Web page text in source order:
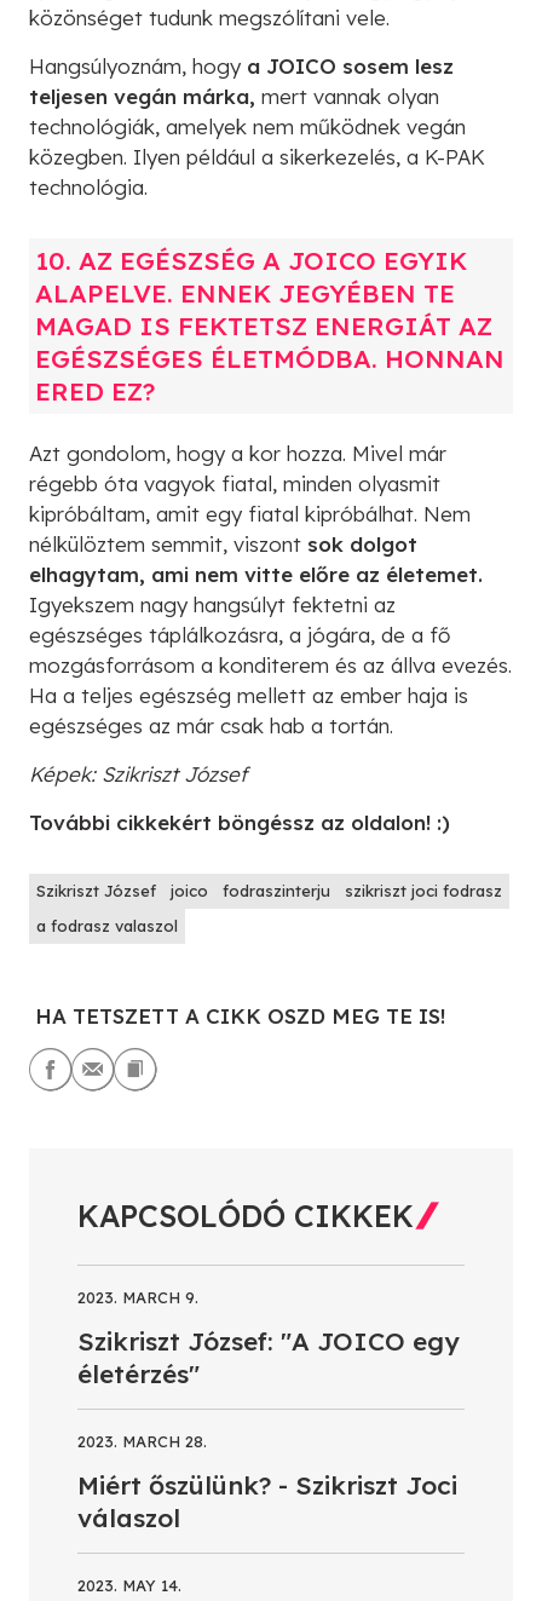
közönséget tudunk megszólítani vele.
Hangsúlyoznám, hogy a JOICO sosem lesz
teljesen vegán márka, mert vannak olyan
technológiák, amelyek nem működnek vegán
közegben. Ilyen például a sikerkezelés, a K-PAK
technológia.
10. AZ EGÉSZSÉG A JOICO EGYIK
ALAPELVE. ENNEK JEGYÉBEN TE
MAGAD IS FEKTETSZ ENERGIÁT AZ
EGÉSZSÉGES ÉLETMÓDBA. HONNAN
ERED EZ?
Azt gondolom, hogy a kor hozza. Mivel már
régebb óta vagyok fiatal, minden olyasmit
kipróbáltam, amit egy fiatal kipróbálhat. Nem
nélkülöztem semmit, viszont sok dolgot
elhagytam, ami nem vitte előre az életemet.
Igyekszem nagy hangsúlyt fektetni az
egészséges táplálkozásra, a jógára, de a fő
mozgásforrásom a konditerem és az állva evezés.
Ha a teljes egészség mellett az ember haja is
egészséges az már csak hab a tortán.
Képek: Szikriszt József
További cikkekért böngéssz az oldalon! :)
Szikriszt József joico fodraszinterju
szikriszt joci fodrasz
a fodrasz valaszol
HA TETSZETT A CIKK OSZD MEG TE IS!
KAPCSOLÓDÓ CIKKEK
2023. MARCH 9.
Szikriszt József: "A JOICO egy
életérzés"
2023. MARCH 28.
Miért őszülünk? - Szikriszt Joci
válaszol
2023. MAY 14.